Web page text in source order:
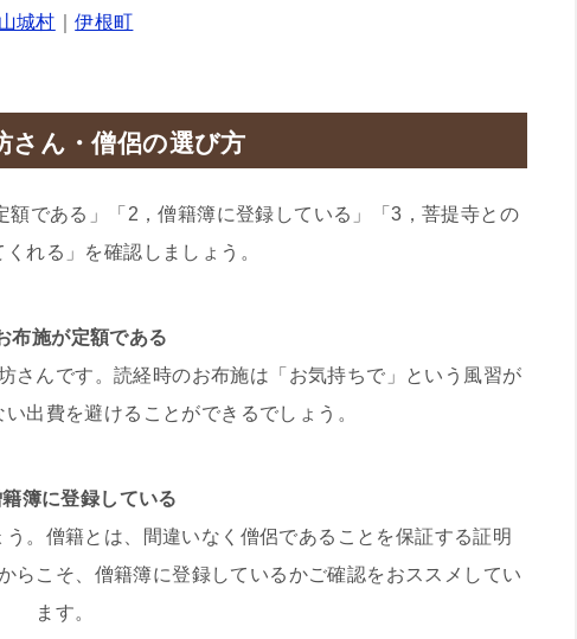
山城村 ｜伊根町
さん・僧侶の選び方
である」「2，僧籍簿に登録している」「3，菩提寺との
れる」を確認しましょう。
布施が定額である
さんです。読経時のお布施は「お気持ちで」という風習が
出費を避けることができるでしょう。
簿に登録している
。僧籍とは、間違いなく僧侶であることを保証する証明
らこそ、僧籍簿に登録しているかご確認をおススメしてい
ます。